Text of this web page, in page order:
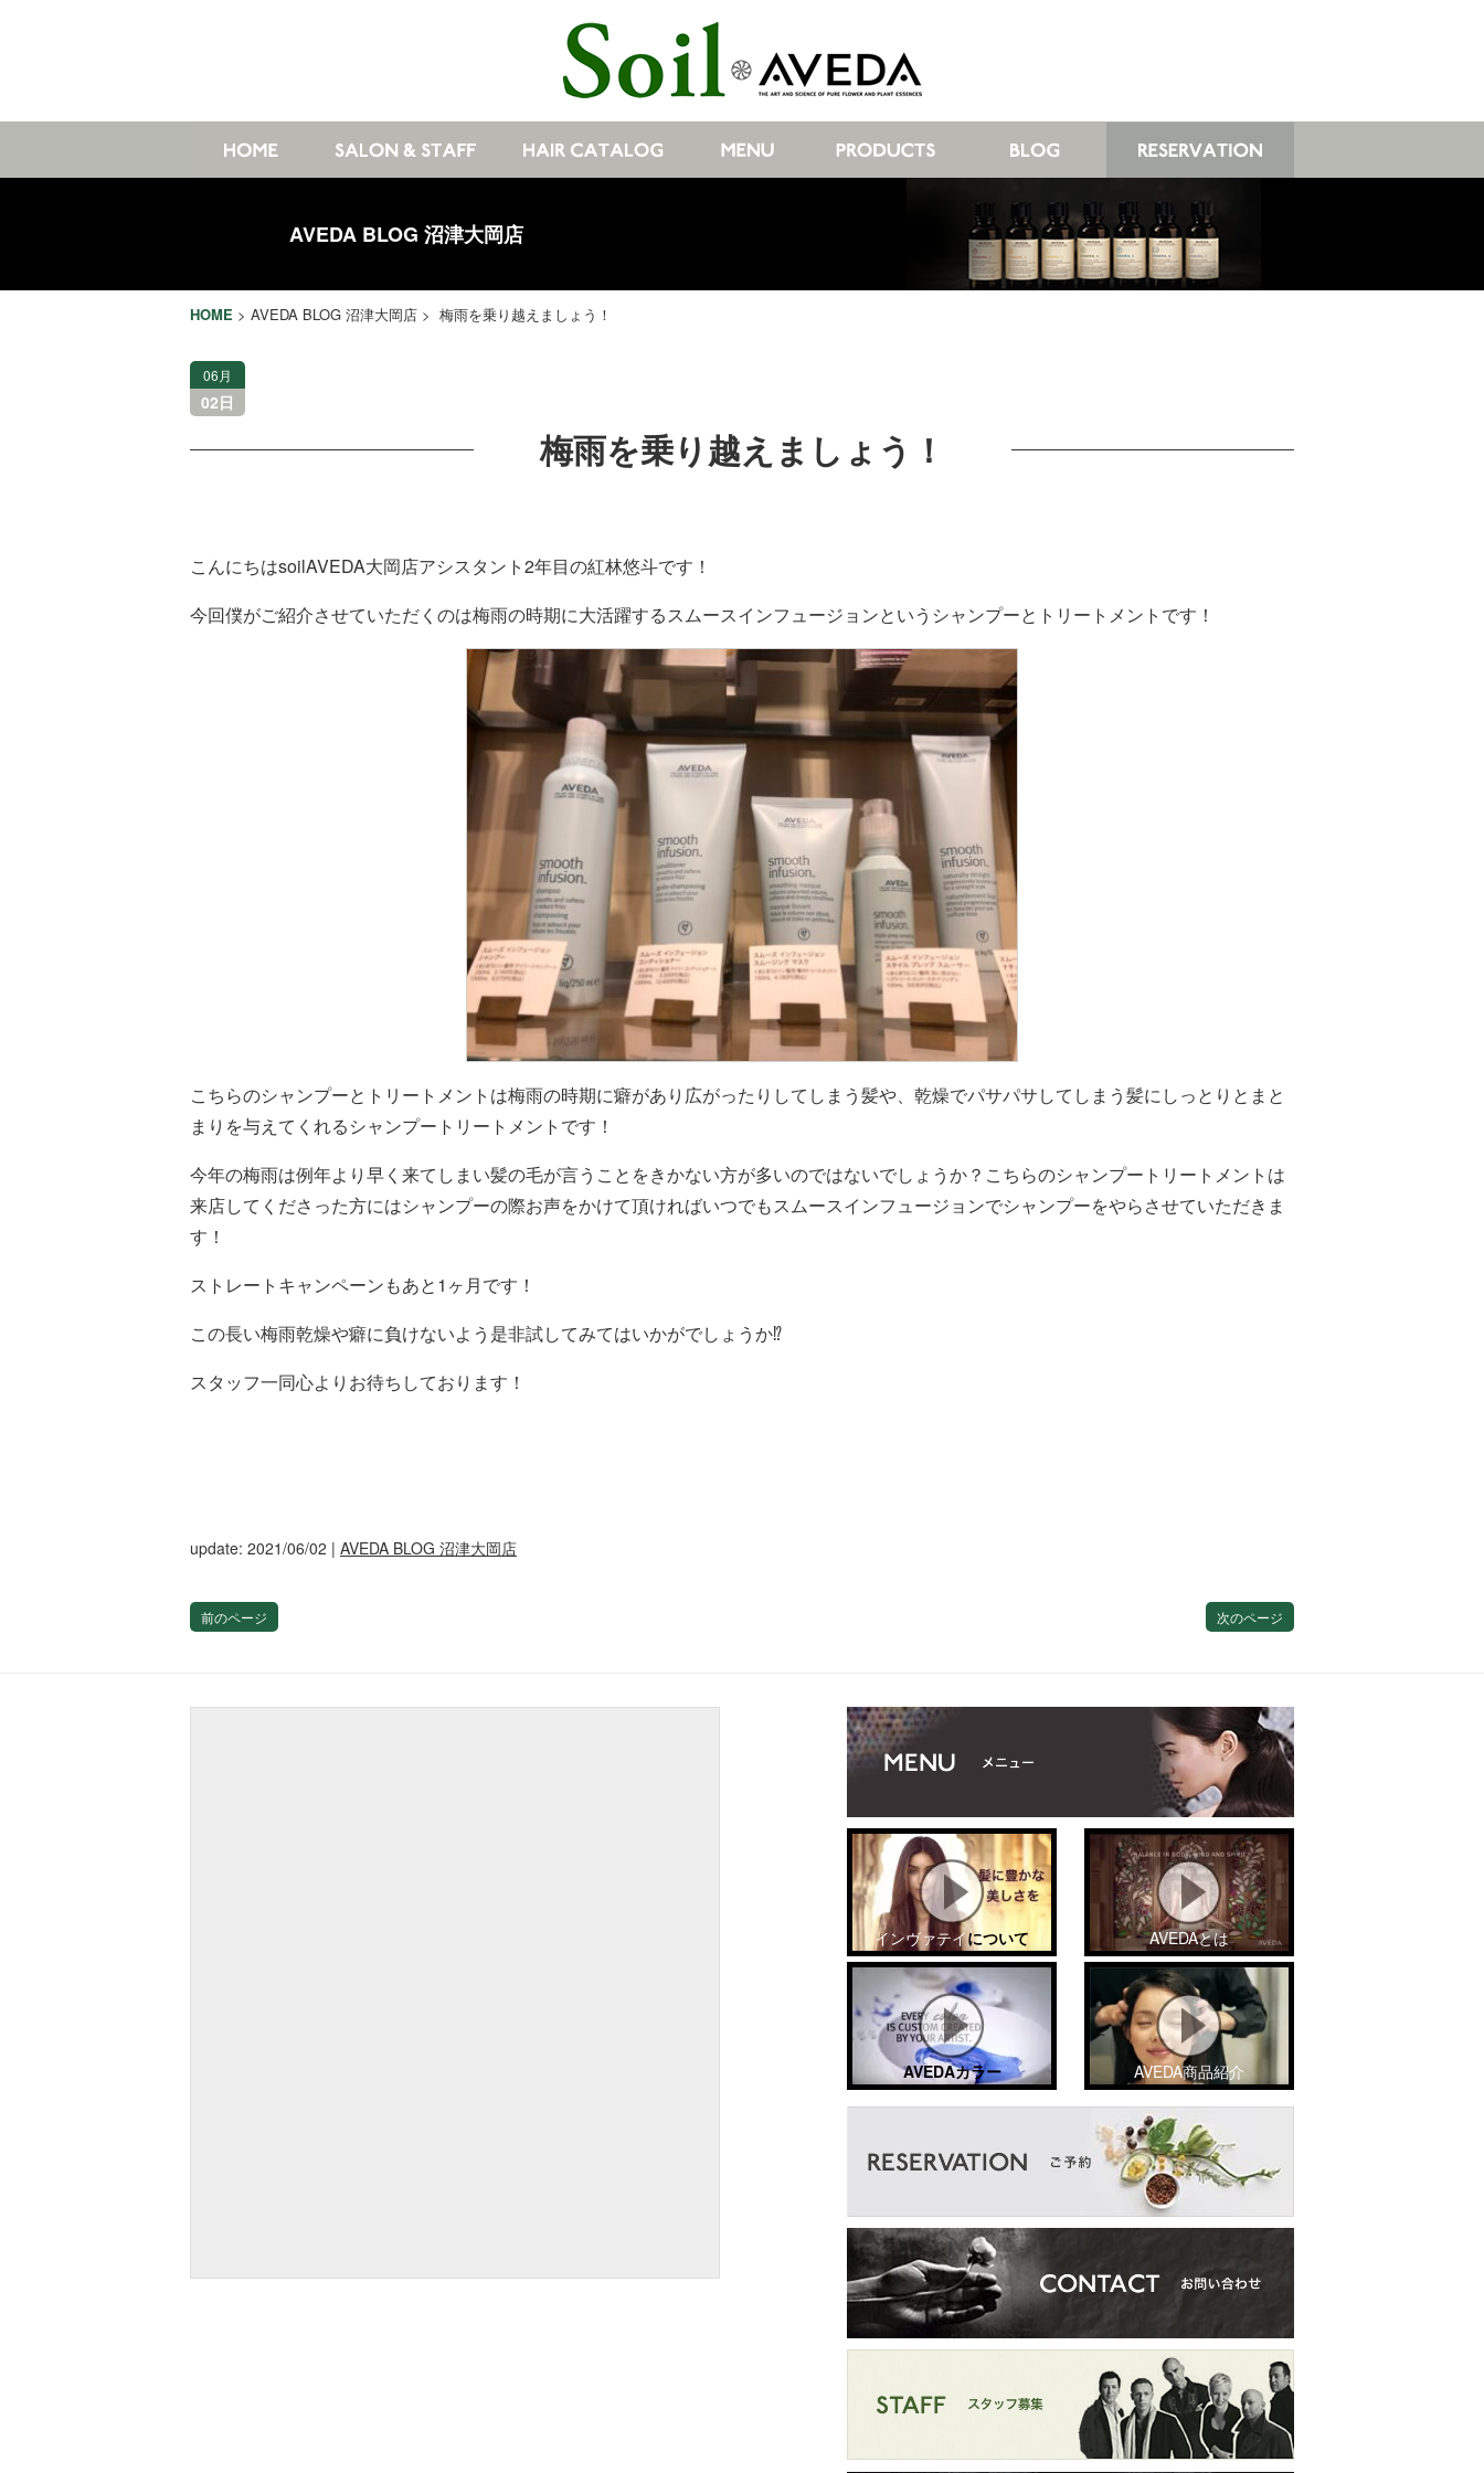
AVEDA BLOG 沼津大岡店
HOME > AVEDA BLOG 沼津大岡店 > 梅雨を乗り越えましょう！
06月
02日
梅雨を乗り越えましょう！
こんにちはsoilAVEDA大岡店アシスタント2年目の紅林悠斗です！
今回僕がご紹介させていただくのは梅雨の時期に大活躍するスムースインフュージョンというシャンプーとトリートメントです！
こちらのシャンプーとトリートメントは梅雨の時期に癖があり広がったりしてしまう髪や、乾燥でパサパサしてしまう髪にしっとりとまと
まりを与えてくれるシャンプートリートメントです！
今年の梅雨は例年より早く来てしまい髪の毛が言うことをきかない方が多いのではないでしょうか？こちらのシャンプートリートメントは
来店してくださった方にはシャンプーの際お声をかけて頂ければいつでもスムースインフュージョンでシャンプーをやらさせていただきま
す！
ストレートキャンペーンもあと1ヶ月です！
この長い梅雨乾燥や癖に負けないよう是非試してみてはいかがでしょうか⁉︎
スタッフ一同心よりお待ちしております！
update: 2021/06/02 | AVEDA BLOG 沼津大岡店
前のページ 次のページ
インヴァテイについて AVEDAとは
AVEDAカラー AVEDA商品紹介